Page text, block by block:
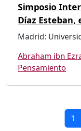
Simposio
Díaz Esteban,
Madrid:
Abraham ibn
Pensamiento
1